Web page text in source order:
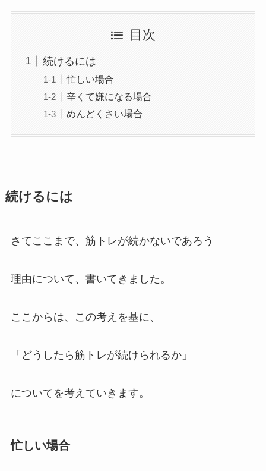
目次
続けるには
忙しい場合
辛くて嫌になる場合
めんどくさい場合
続けるには
さてここまで、筋トレが続かないであろう
理由について、書いてきました。
ここからは、この考えを基に、
「どうしたら筋トレが続けられるか」
についてを考えていきます。
忙しい場合